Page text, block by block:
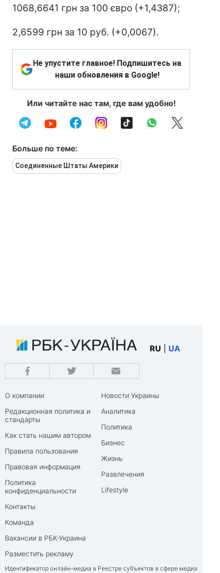
1068,6641 грн за 100 євро (+1,4387);
2,6599 грн за 10 руб. (+0,0067).
Не упустите главное! Подпишитесь на
наши обновления в Google!
Или читайте нас там, где вам удобно!
Больше по теме:
Соединенные Штаты Америки
RU UA
О компании
Редакционная политика и
стандарты
Как стать нашим автором
Правила пользования
Правовая информация
Политика
конфиденциальности
Контакты
Команда
Вакансии в РБК-Украина
Разместить рекламу
Новости Украины
Аналитика
Политика
Бизнес
Жизнь
Развлечения
Lifestyle
Идентификатор онлайн-медиа в Реестре субъектов в сфере медиа